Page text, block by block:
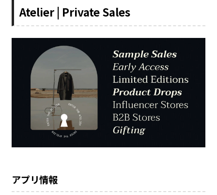
Atelier | Private Sales
アプリ情報